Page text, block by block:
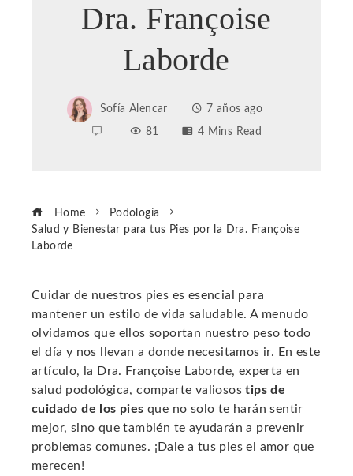
Dra. Françoise
Laborde
Sofía Alencar
7 años ago
81
4 Mins Read
Home
Podología
Salud y Bienestar para tus Pies por la Dra. Françoise
Laborde
Cuidar de nuestros pies es esencial para
mantener un estilo de vida saludable. A menudo
olvidamos que ellos soportan nuestro peso todo
el día y nos llevan a donde necesitamos ir. En este
artículo, la Dra. Françoise Laborde, experta en
salud podológica, comparte valiosostips de
cuidado de los pies que no solo te harán sentir
mejor, sino que también te ayudarán a prevenir
problemas comunes. ¡Dale a tus pies el amor que
merecen!